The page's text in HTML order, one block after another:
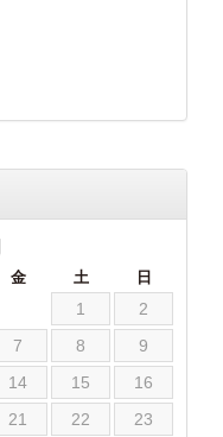
金 土 日
1
2
7 8
9
14 15
16
21 22
23